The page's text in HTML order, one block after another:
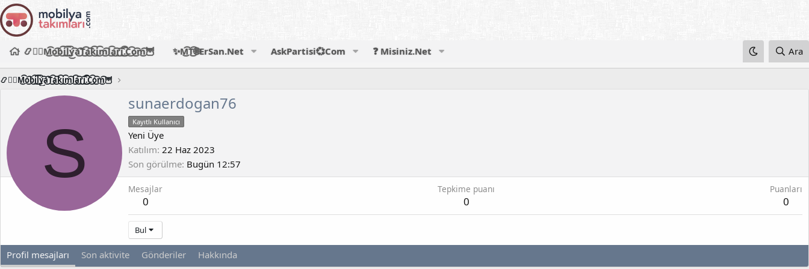
📿🧙‍♂️M͜͡o͜͡b͜͡i͜͡l͜͡y͜͡a͜͡T͜͡a͜͡k͜͡i͜͡m͜͡l͜͡a͜͡r͜͡i͜͡.͜͡C͜͡o͜͡m͜͡🦉 ✨M͜͡T͜͡🌐ErSan.Net AskPartisi💞Com ❓ Misiniz.Net Ara
📿🧙‍♂️M͜͡o͜͡b͜͡i͜͡l͜͡y͜͡a͜͡T͜͡a͜͡k͜͡i͜͡m͜͡l͜͡a͜͡r͜͡i͜͡.͜͡C͜͡o͜͡m͜͡🦉
S
sunaerdogan76
Kayıtlı Kullanıcı
Yeni Üye
Katılım 22 Haz 2023
Son görülme Bugün 12:57
Mesajlar
0
Tepkime puanı
0
Puanları
0
Bul
Profil mesajları Son aktivite Gönderiler Hakkında